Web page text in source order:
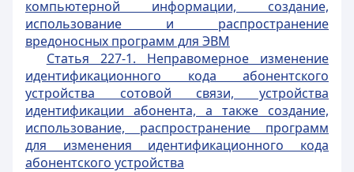
компьютерной информации, создание,
использование и распространение
вредоносных программ для ЭВМ
Статья 227-1. Неправомерное изменение
идентификационного кода абонентского
устройства сотовой связи, устройства
идентификации абонента, а также создание,
использование, распространение программ
для изменения идентификационного кода
абонентского устройства